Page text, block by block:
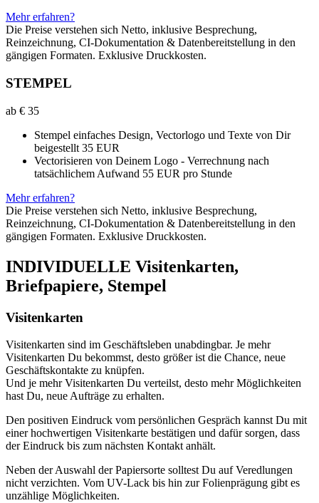
Mehr erfahren?
Die Preise verstehen sich Netto, inklusive Besprechung,
Reinzeichnung, CI-Dokumentation & Datenbereitstellung in den
gängigen Formaten. Exklusive Druckkosten.
STEMPEL
ab € 35
Stempel einfaches Design, Vectorlogo und Texte von Dir
beigestellt 35 EUR
Vectorisieren von Deinem Logo - Verrechnung nach
tatsächlichem Aufwand 55 EUR pro Stunde
Mehr erfahren?
Die Preise verstehen sich Netto, inklusive Besprechung,
Reinzeichnung, CI-Dokumentation & Datenbereitstellung in den
gängigen Formaten. Exklusive Druckkosten.
INDIVIDUELLE Visitenkarten,
Briefpapiere, Stempel
Visitenkarten
Visitenkarten sind im Geschäftsleben unabdingbar. Je mehr
Visitenkarten Du bekommst, desto größer ist die Chance, neue
Geschäftskontakte zu knüpfen.
Und je mehr Visitenkarten Du verteilst, desto mehr Möglichkeiten
hast Du, neue Aufträge zu erhalten.
Den positiven Eindruck vom persönlichen Gespräch kannst Du mit
einer hochwertigen Visitenkarte bestätigen und dafür sorgen, dass
der Eindruck bis zum nächsten Kontakt anhält.
Neben der Auswahl der Papiersorte solltest Du auf Veredlungen
nicht verzichten. Vom UV-Lack bis hin zur Folienprägung gibt es
unzählige Möglichkeiten.